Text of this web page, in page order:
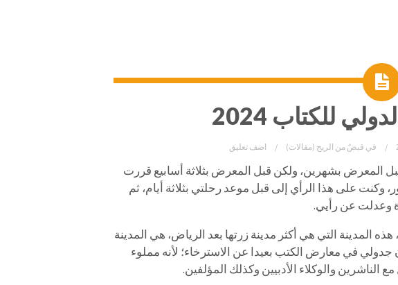
للكتاب 2024
في قبضٌ من الريح (مقالات) اضف تعليق
المعرض بشهرين، ولكن قبل المعرض بثلاثة أسابيع قررت
على هذا الرأي إلى قبل موعد رحلتي بثلاثة أيام، ثم
وعدلت عن رأيي.
المدينة التي هي أكثر مدينة زرتها بعد الرياض، هي المدينة
جدولي في معارض الكتب بعيدا عن الاسترخاء؛ لأنه مملوء
الناشرين والوكلاء الأدبيين وكذلك المؤلفين.